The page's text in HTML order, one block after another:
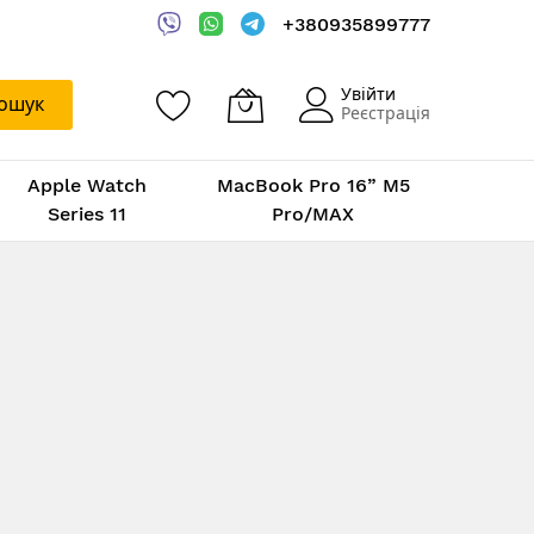
+380935899777
Увійти
Реєстрація
Apple Watch
Series 11
MacBook Pro 16” M5
Pro/MAX